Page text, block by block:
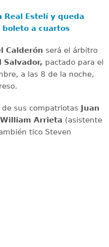
Real Estelí y queda
a cuartos
Calderón será el árbitro
Salvador, pactado para el
a las 8 de la noche,
sus compatriotas Juan
William Arrieta (asistente
tico Steven